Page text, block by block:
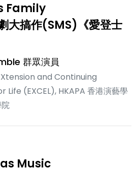
Family
大搞作(SMS)《愛登士
群眾演員
and Continuing
Life (EXCEL), HKAPA 香港演藝學
Music